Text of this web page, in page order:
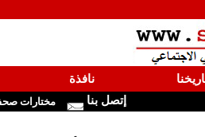
نافذة
إتصل بنا مختارات